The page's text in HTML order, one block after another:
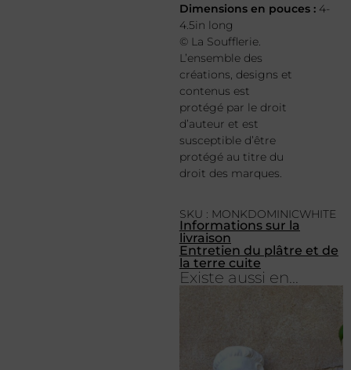
Dimensions en pouces : 4-
4.5in long
© La Soufflerie.
L’ensemble des
créations, designs et
contenus est
protégé par le droit
d’auteur et est
susceptible d’être
protégé au titre du
droit des marques.
SKU : MONKDOMINICWHITE
Informations sur la
livraison
Entretien du plâtre et de
la terre cuite
Existe aussi en...